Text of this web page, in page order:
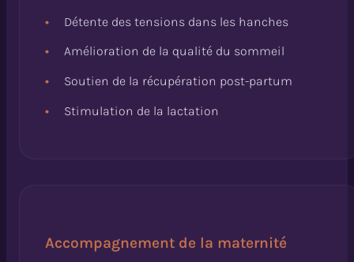
Détente des tensions dans les hanches
Amélioration de la qualité du sommeil
Soutien de la récupération post-partum
Stimulation de la lactation
Accompagnement de la maternité